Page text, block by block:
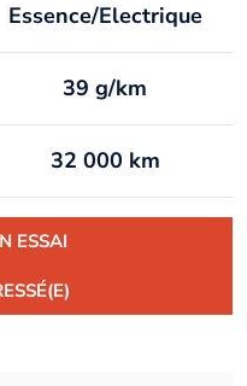
Essence/Electrique
39 g/km
32 000 km
ESSAI